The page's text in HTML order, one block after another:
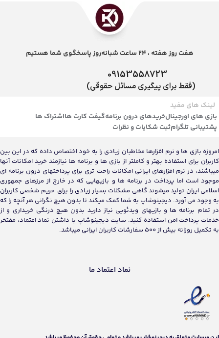
هفت روز هفته ، 24 ساعت شبانه‌روز پاسخگوی شما هستیم
09153558723
(فقط برای پیگیری مسائل حقوقی)
لینک های مفید
بازی های اورجینالخریدهای درون برنامهگیفت کارت هااشتراک ها
پشتیبانی تلگرامثبت شکایات و نظرات
امروزه بازی ها و نرم افزارها مخاطبان زیادی را به خود اختصاص داده که در این بین
کاربران برای استفاده بهتر و کاملتر از بازی ها و برنامه ها نیازمند خرید امکانات آنها
میباشند، در نرم افزارهای ایرانی امکانات راحت تری برای پرداختهای درون برنامه ای
موجود است اما پرداخت در برنامه ها و بازیهایی که در خارج از مرزهای جمهوری
اسلامی ایران تولید میشوند گاهی مشکلات بسیار زیادی را برای حریم شخصی کاربران
به وجود می آورد. دیجینوشاپ به شما کمک میکند تا بدون هیچ نگرانی هر آنچه را که
در تمام برنامه ها و بازیهای ویدئویی نیاز دارید بدون هیچ درنگی خریداری و از
خدمات پرداخت امن استفاده کنید. سایت دیجینوشاپ با داشتن نماد اعتماد، مفتخر
به تکمیل روزانه بیش از 500 سفارشات کاربران ایرانی میباشد.
نماد اعتماد ما